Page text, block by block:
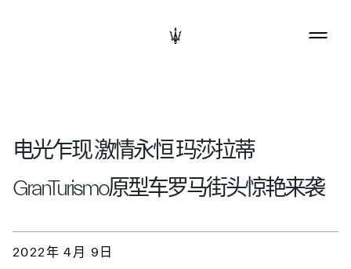
电光乍现 激情永恒 玛莎拉蒂
GranTurismo原型车罗马街头惊艳来袭
2022年 4月 9日